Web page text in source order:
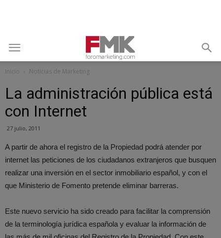
Inicio Noticias de Marketing
La administración pública está
con Internet
27 julio, 2011
A partir de ahora el registro de la Propiedad podrá atender por
internet las peticiones de los ciudadanos extranjeros que busquen
realizar una inversión en el sector inmobiliario español, y con el
que Ministerio de Fomento pretende eliminar barreras.
Este nuevo servicio ha sido creado para facilitar la comprensión
de la terminología jurídica española y evaluar la información de